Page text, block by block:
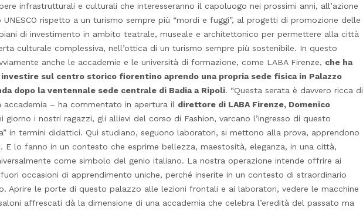
infrastrutturali e culturali che interesseranno il capoluogo nei prossimi anni, all’azione
rispetto a un turismo sempre più “mordi e fuggi”, al progetti di promozione delle
di investimento in ambito teatrale, museale e architettonico per permettere alla città
culturale complessiva, nell’ottica di un turismo sempre più sostenibile. In questo
anche le accademie e le università di formazione, come LABA Firenze, che ha
sul centro storico fiorentino aprendo una propria sede fisica in Palazzo
dopo la ventennale sede centrale di Badia a Ripoli. “Questa serata è davvero ricca di
– ha commentato in apertura il direttore di LABA Firenze, Domenico
giorno i nostri ragazzi, gli allievi del corso di Fashion, varcano l’ingresso di questo
in termini didattici. Qui studiano, seguono laboratori, si mettono alla prova, apprendono
E lo fanno in un contesto che esprime bellezza, maestosità, eleganza, in una città,
come simbolo del genio italiano. La nostra operazione intende offrire ai
occasioni di apprendimento uniche, perché inserite in un contesto di straordinario
Aprire le porte di questo palazzo alle lezioni frontali e ai laboratori, vedere le macchine
affrescati dà la dimensione di una accademia che celebra l’eredità del passato ma